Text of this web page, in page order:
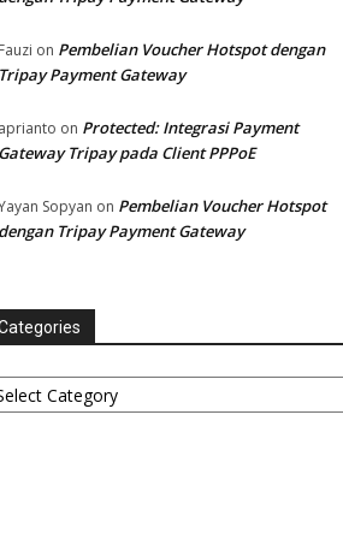
on Pembelian Voucher Hotspot dengan
Payment Gateway
on Protected: Integrasi Payment
Tripay pada Client PPPoE
Sopyan on Pembelian Voucher Hotspot
Tripay Payment Gateway